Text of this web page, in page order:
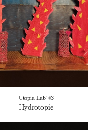
Utopia Lab' #3
Hydrotopie